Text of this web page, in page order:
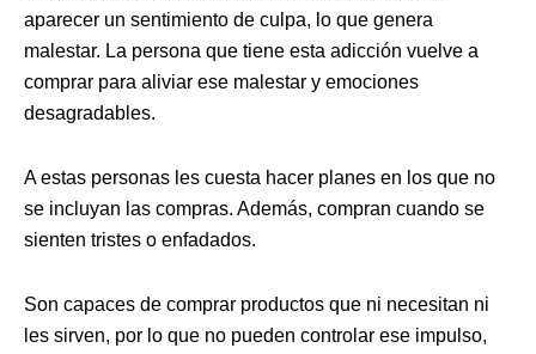
aparecer un sentimiento de culpa, lo que genera
malestar. La persona que tiene esta adicción vuelve a
comprar para aliviar ese malestar y emociones
desagradables.
A estas personas les cuesta hacer planes en los que no
se incluyan las compras. Además, compran cuando se
sienten tristes o enfadados.
Son capaces de comprar productos que ni necesitan ni
les sirven, por lo que no pueden controlar ese impulso,